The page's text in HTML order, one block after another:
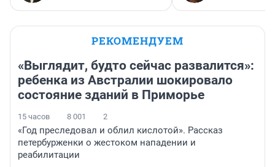
РЕКОМЕНДУЕМ
«Выглядит, будто сейчас развалится»:
ребенка из Австралии шокировало
состояние зданий в Приморье
15 часов 8 001 2
«Год преследовал и облил кислотой». Рассказ
петербурженки о жестоком нападении и
реабилитации